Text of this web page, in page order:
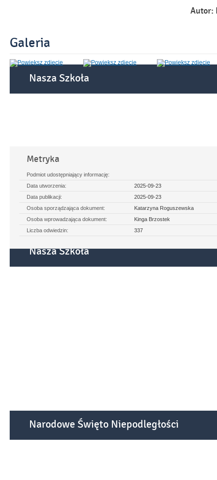
Nasza Szkoła
Nasza Szkoła
Narodowe Święto Niepodległości
Autor:
Galeria
Rozwiń
Metryka
Podmiot udostępniający informację:
Data utworzenia:
2025-09-23
Data publikacji:
2025-09-23
Osoba sporządzająca dokument:
Katarzyna Roguszewska
Osoba wprowadzająca dokument:
Kinga Brzostek
Liczba odwiedzin:
337